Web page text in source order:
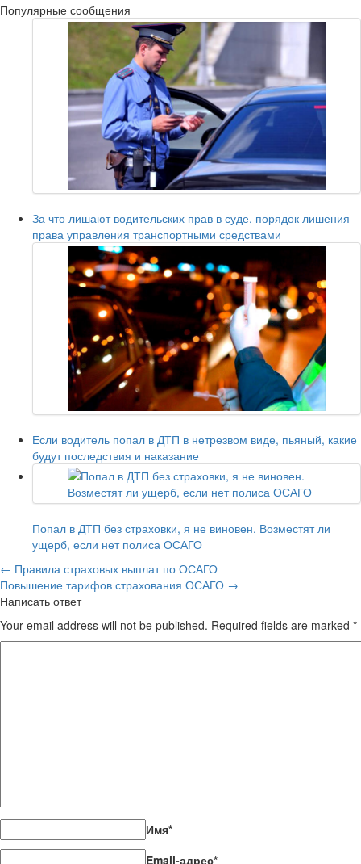
Популярные сообщения
За что лишают водительских прав в суде, порядок лишения
права управления транспортными средствами
Если водитель попал в ДТП в нетрезвом виде, пьяный, какие
будут последствия и наказание
Попал в ДТП без страховки, я не виновен. Возместят ли
ущерб, если нет полиса ОСАГО
← Правила страховых выплат по ОСАГО
Повышение тарифов страхования ОСАГО →
Написать ответ
Your email address will not be published. Required fields are marked *
Имя*
Email-адрес*